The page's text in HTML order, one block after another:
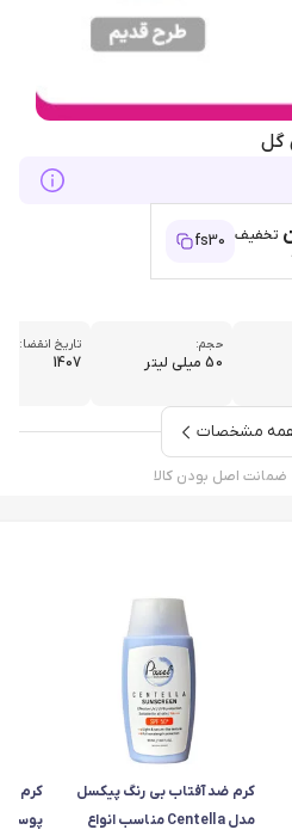
تخفیف fs30
حجم:
50 میلی لیتر
تاریخ انقضا:
1407
مشخصات
ضمانت اصل بودن کالا
کرم ضد آفتاب بی رنگ پیکسل
مدل Centella مناسب انواع
کرم
پوست